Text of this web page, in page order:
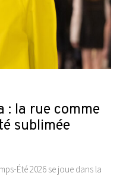
: la rue comme
sublimée
Été 2026 se joue dans la